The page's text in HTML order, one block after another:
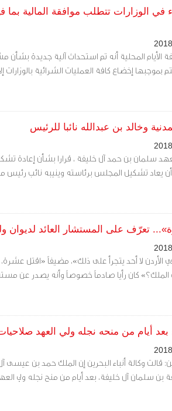
في الوزارات تتطلب موافقة المالية بما
الأيام المحلية أنه تم استحداث آلية جديدة بشأن
بموجبها إخضاع كافة العمليات الشرائية بالوزارات
وخالد بن عبدالله نائبا للرئيس
سلمان بن حمد آل خليفة ، قرارا بشأن إعادة
أن يعاد تشكيل المجلس برئاسته وينيبه نائب رئيس
تعرّف على المستشار العائد لديوان
الأردن لا أحد يتجرأ على ذلك»، مضيفاً «اقتل
كان رأيا صادماً خصوصاً وأنه يصدر عن
أيام من منحه نجله ولي العهد صلاحيات
قالت وكالة أنباء البحرين إن الملك حمد بن عيسى
بن سلمان آل خليفة، بعد أيام من منح نجله ولي